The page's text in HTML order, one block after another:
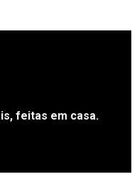
feitas em casa.